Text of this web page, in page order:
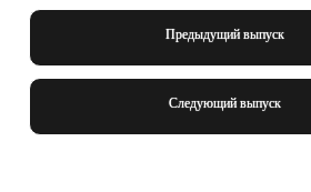
Предыдущий выпуск
Следующий выпуск